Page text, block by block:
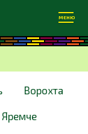
МЕНЮ
Ворохта
Яремче